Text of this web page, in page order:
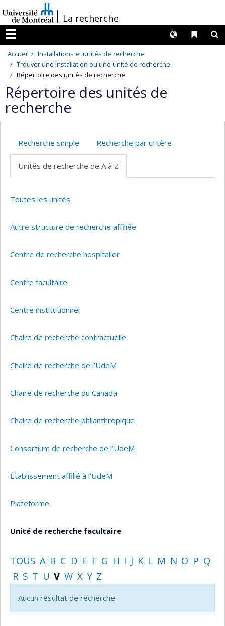
au
contenu
/La recherche
Menu
Liens
Langues
Accueil
Installations et unités de recherche
Trouver une installation ou une unité de recherche
Répertoire des unités de recherche
Répertoire des unités de
recherche
Recherche simple Recherche par critère
Unités de recherche de A à Z
Toutes les unités
Autre structure de recherche affiliée
Centre de recherche hospitalier
Centre facultaire
Centre institutionnel
Chaire de recherche contractuelle
Chaire de recherche de l’UdeM
Chaire de recherche du Canada
Chaire de recherche philanthropique
Consortium de recherche de l’UdeM
Établissement affilié à l’UdeM
Plateforme
Unité de recherche facultaire
TOUS A B C D E F G H I J K L M N O P Q
R S T U V W X Y Z
Aucun résultat de recherche